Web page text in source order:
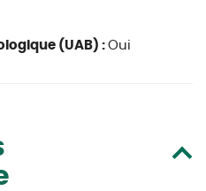
(UAB) : Oui